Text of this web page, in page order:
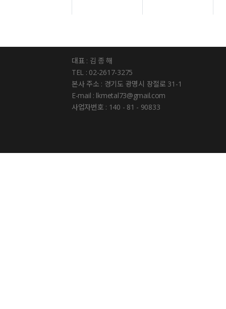
대표 : 김 종 해
TEL : 02-2617-3275
본사 주소 : 경기도 광명시 장절로 31-1
E-mail : lkmetal73@gmail.com
사업자번호 : 140 - 81 - 90833